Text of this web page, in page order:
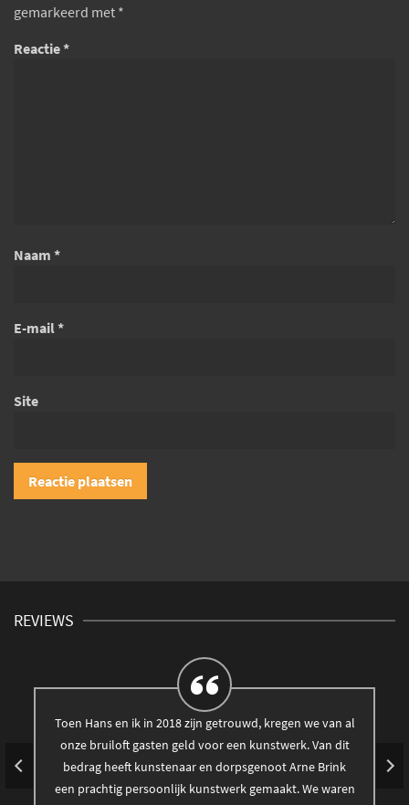
gemarkeerd met *
Reactie*
Naam *
E-mail*
Site
REVIEWS
Toen Hans en ik in 2018 zijn getrouwd, kregen we van al
onze bruiloft gasten geld voor een kunstwerk. Van dit
bedrag heeft kunstenaar en dorpsgenoot Arne Brink
een prachtig persoonlijk kunstwerk gemaakt. We waren